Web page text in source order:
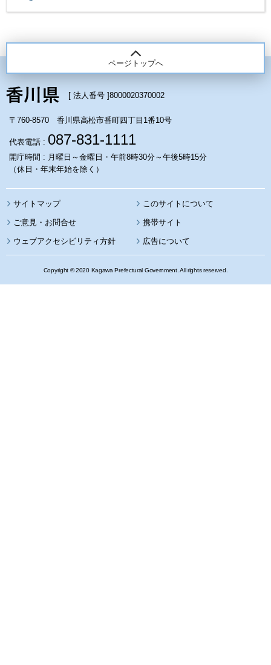
ページトップへ
[ 法人番号 ]8000020370002
〒760-8570 香川県高松市番町四丁目1番10号
代表電話 : 087-831-1111
開庁時間 : 月曜日～金曜日・午前8時30分～午後5時15分
（休日・年末年始を除く）
サイトマップ このサイトについて
携帯サイト
ウェブアクセシビリティ方針 広告について
Copyright © 2020 Kagawa Prefectural Government. All rights reserved.